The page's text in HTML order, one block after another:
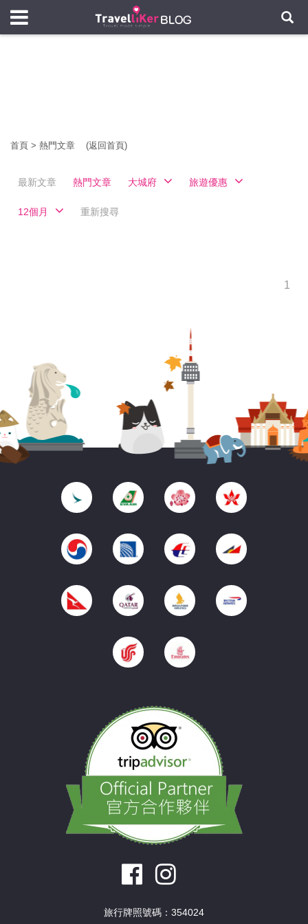
首頁 > 熱門文章 (返回首頁)
最新文章 熱門文章 大城府 旅遊優惠
12個月 重新搜尋
1
旅行牌照號碼：354024